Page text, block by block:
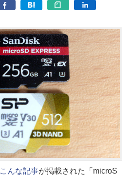
こんな記事が掲載された「microS